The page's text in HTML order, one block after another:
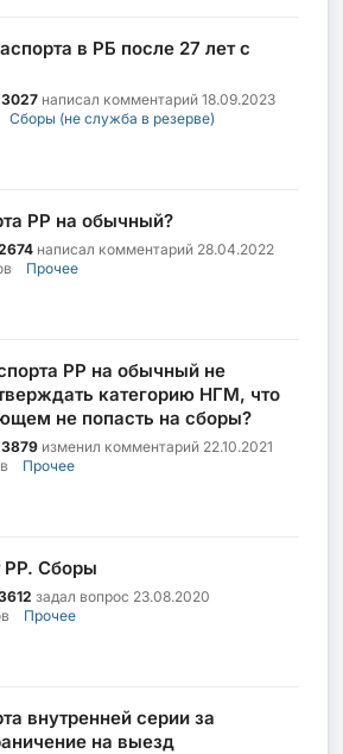
в РБ после 27 лет с
написал комментарий 18.09.2023
Сборы (не служба в резерве)
PP на обычный?
написал комментарий 28.04.2022
Прочее
РР на обычный не
категорию НГМ, что
не попасть на сборы?
изменил комментарий 22.10.2021
Прочее
Сборы
задал вопрос 23.08.2020
Прочее
внутренней серии за
на выезд